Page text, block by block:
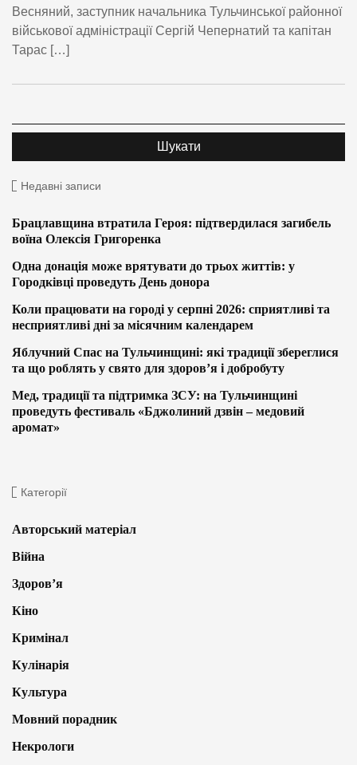
Весняний, заступник начальника Тульчинської районної
військової адміністрації Сергій Чепернатий та капітан
Тарас […]
Недавні записи
Брацлавщина втратила Героя: підтвердилася загибель
воїна Олексія Григоренка
Одна донація може врятувати до трьох життів: у
Городківці проведуть День донора
Коли працювати на городі у серпні 2026: сприятливі та
несприятливі дні за місячним календарем
Яблучний Спас на Тульчинщині: які традиції збереглися
та що роблять у свято для здоров’я і добробуту
Мед, традиції та підтримка ЗСУ: на Тульчинщині
проведуть фестиваль «Бджолиний дзвін – медовий
аромат»
Категорії
Авторський матеріал
Війна
Здоров’я
Кіно
Кримінал
Кулінарія
Культура
Мовний порадник
Некрологи